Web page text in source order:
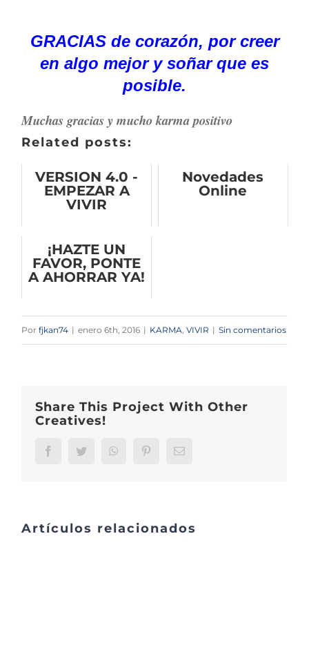
GRACIAS de corazón, por creer
en algo mejor y soñar que es
posible.
Muchas gracias y mucho karma positivo
Related posts:
VERSION 4.0 -
EMPEZAR A
VIVIR
Novedades
Online
¡HAZTE UN
FAVOR, PONTE
A AHORRAR YA!
Porfjkan74 | enero 6th, 2016 | KARMA,VIVIR | Sin comentarios
Share This Project With Other
Creatives!
FacebookTwitter WhatsAppPinterestCorreo
Artículos relacionados